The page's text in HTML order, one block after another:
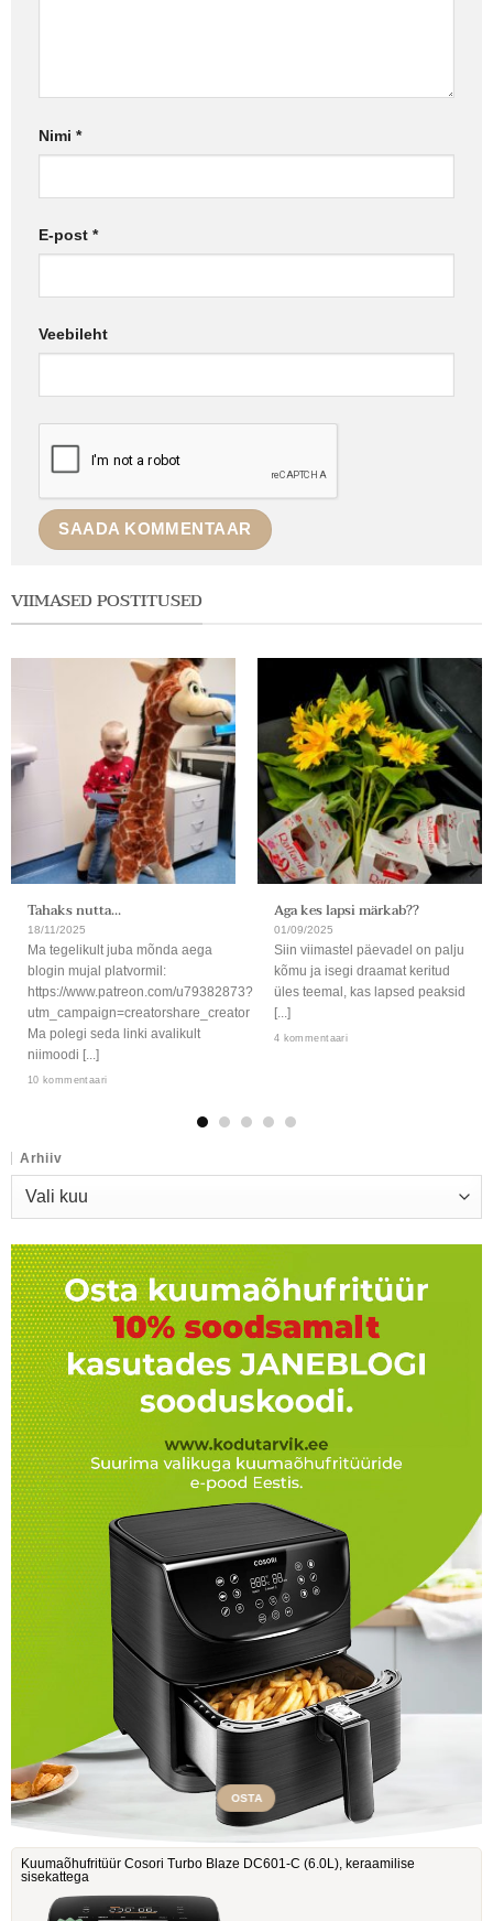
Nimi *
E-post *
Veebileht
VIIMASED POSTITUSED
Tahaks nutta…
18/11/2025
Ma tegelikult juba mõnda aega
blogin mujal platvormil:
https://www.patreon.com/u79382873?
utm_campaign=creatorshare_creator
Ma polegi seda linki avalikult
niimoodi [...]
10 kommentaari
Aga kes lapsi märkab??
01/09/2025
Siin viimastel päevadel on palju
kõmu ja isegi draamat keritud
üles teemal, kas lapsed peaksid
[...]
4 kommentaari
Arhiiv
Arhiiv
OSTA
Kuumaõhufritüür Cosori Turbo Blaze DC601-C ‎(6.0L), keraamilise
sisekattega